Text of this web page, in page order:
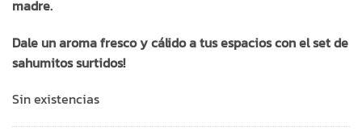
madre.
Dale un aroma fresco y cálido a tus espacios con el set de
sahumitos surtidos!
Sin existencias